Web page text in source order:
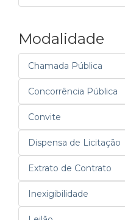
Modalidade
Chamada Pública
Concorrência Pública
Convite
Dispensa de Licitação
Extrato de Contrato
Inexigibilidade